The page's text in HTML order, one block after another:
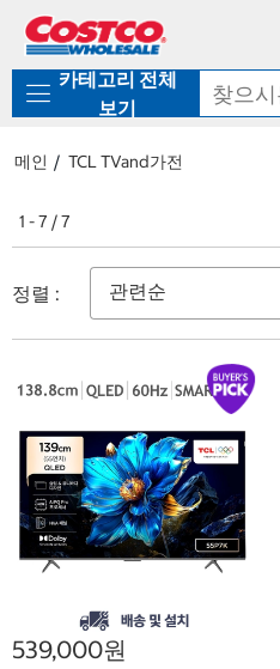
로
기
가
카테고리 전체
보기
메인 TCL TVand가전
1 - 7 / 7
정렬 :
539,000원